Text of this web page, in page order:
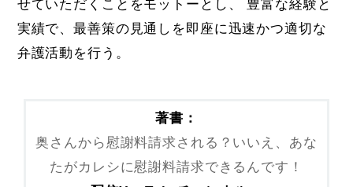
せていただくことをモットーとし、 豊富な経験と
実績で、最善策の見通しを即座に迅速かつ適切な
弁護活動を行う。
著書：
奥さんから慰謝料請求される？いいえ、あな
たがカレシに慰謝料請求できるんです！